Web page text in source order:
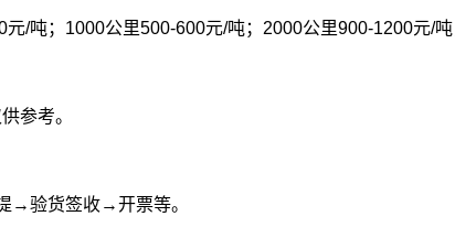
/吨；1000公里500-600元/吨；2000公里900-1200元/吨
参考。
→验货签收→开票等。